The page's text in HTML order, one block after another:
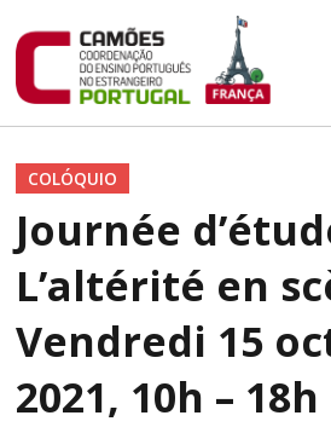
COLÓQUIO
Journée
L’altérité en
Vendredi 15
2021, 10h – 18h